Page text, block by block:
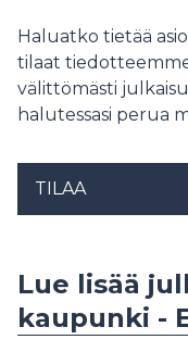
Haluatko tietää
tilaat
välittömästi
halutessasi perua
TILAA
Lue lisää
kaupunki -